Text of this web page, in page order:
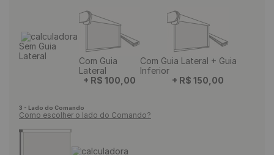
Sem Guia
Lateral
Com Guia
Lateral
+ R$ 100 00
Com Guia Lateral + Guia
Inferior
+ R$ 150 00
3 - Lado do Comando
Como escolher o lado do Comando?